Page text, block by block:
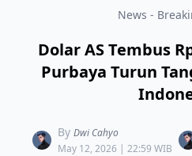
News -
Dolar AS Tembus
Purbaya Turun
By Dwi Cahyo
May 12, 2026 | 22:59 WIB